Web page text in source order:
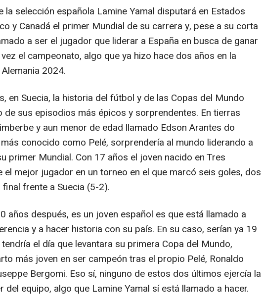
la selección española Lamine Yamal disputará en Estados
y Canadá el primer Mundial de su carrera y, pese a su corta
a ser el jugador que liderar a España en busca de ganar
el campeonato, algo que ya hizo hace dos años en la
2024.
en Suecia, la historia del fútbol y de las Copas del Mundo
de sus episodios más épicos y sorprendentes. En tierras
y aun menor de edad llamado Edson Arantes do
conocido como Pelé, sorprendería al mundo liderando a
primer Mundial. Con 17 años el joven nacido en Tres
el mejor jugador en un torneo en el que marcó seis goles, dos
final frente a Suecia (5-2).
años después, es un joven español es que está llamado a
y a hacer historia con su país. En su caso, serían ya 19
el día que levantara su primera Copa del Mundo,
más joven en ser campeón tras el propio Pelé, Ronaldo
Bergomi. Eso sí, ninguno de estos dos últimos ejercía la
del equipo, algo que Lamine Yamal sí está llamado a hacer.